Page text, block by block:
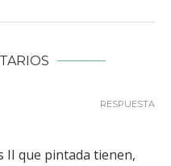
II que pintada tienen,
RESPUESTA